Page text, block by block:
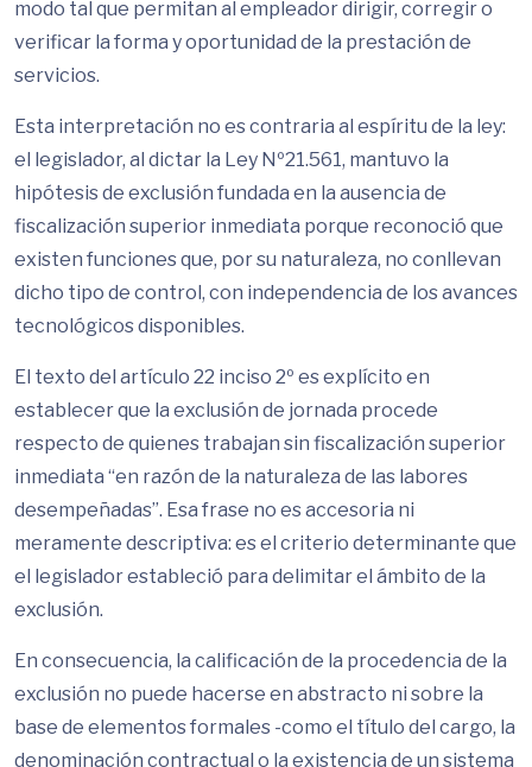
modo tal que permitan al empleador dirigir, corregir o
verificar la forma y oportunidad de la prestación de
servicios.
Esta interpretación no es contraria al espíritu de la ley:
el legislador, al dictar la Ley Nº21.561, mantuvo la
hipótesis de exclusión fundada en la ausencia de
fiscalización superior inmediata porque reconoció que
existen funciones que, por su naturaleza, no conllevan
dicho tipo de control, con independencia de los avances
tecnológicos disponibles.
El texto del artículo 22 inciso 2º es explícito en
establecer que la exclusión de jornada procede
respecto de quienes trabajan sin fiscalización superior
inmediata “en razón de la naturaleza de las labores
desempeñadas”. Esa frase no es accesoria ni
meramente descriptiva: es el criterio determinante que
el legislador estableció para delimitar el ámbito de la
exclusión.
En consecuencia, la calificación de la procedencia de la
exclusión no puede hacerse en abstracto ni sobre la
base de elementos formales -como el título del cargo, la
denominación contractual o la existencia de un sistema